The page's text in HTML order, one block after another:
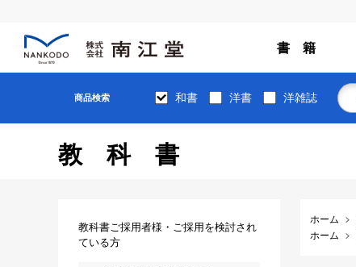
書 籍
商品検索 和書 洋書 洋雑誌
教科書
ホーム
ホーム
教科書ご採用者様・ご採用を検討され
ている方